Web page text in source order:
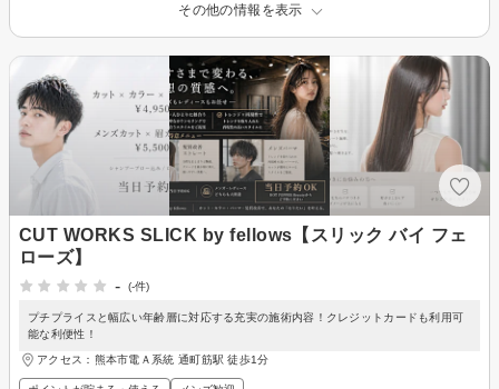
その他の情報を表示
CUT WORKS SLICK by fellows【スリック バイ フェ
ローズ】
-
(-件)
プチプライスと幅広い年齢層に対応する充実の施術内容！クレジットカードも利用可
能な利便性！
アクセス：熊本市電Ａ系統 通町筋駅 徒歩1分